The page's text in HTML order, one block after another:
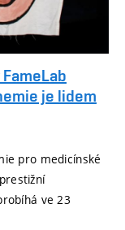
je lidem
pro medicínské
ve 23